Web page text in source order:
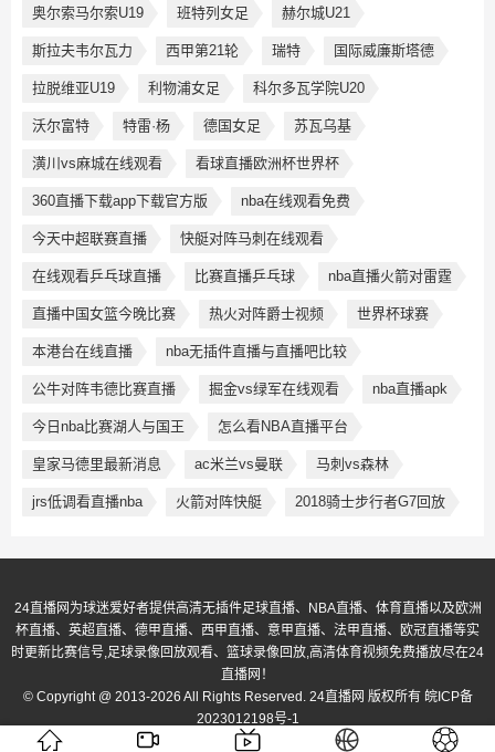
奥尔索马尔索U19 班特列女足 赫尔城U21
斯拉夫韦尔瓦力 西甲第21轮 瑞特 国际威廉斯塔德
拉脱维亚U19 利物浦女足 科尔多瓦学院U20
沃尔富特 特雷·杨 德国女足 苏瓦乌基
潢川vs麻城在线观看 看球直播欧洲杯世界杯
360直播下载app下载官方版 nba在线观看免费
今天中超联赛直播 快艇对阵马刺在线观看
在线观看乒乓球直播 比赛直播乒乓球 nba直播火箭对雷霆
直播中国女篮今晚比赛 热火对阵爵士视频 世界杯球赛
本港台在线直播 nba无插件直播与直播吧比较
公牛对阵韦德比赛直播 掘金vs绿军在线观看 nba直播apk
今日nba比赛湖人与国王 怎么看NBA直播平台
皇家马德里最新消息 ac米兰vs曼联 马刺vs森林
jrs低调看直播nba 火箭对阵快艇 2018骑士步行者G7回放
24直播网为球迷爱好者提供高清无插件足球直播、NBA直播、体育直播以及欧洲
杯直播、英超直播、德甲直播、西甲直播、意甲直播、法甲直播、欧冠直播等实
时更新比赛信号,足球录像回放观看、篮球录像回放,高清体育视频免费播放尽在24
直播网！
© Copyright @ 2013-2026 All Rights Reserved. 24直播网 版权所有 皖ICP备
2023012198号-1